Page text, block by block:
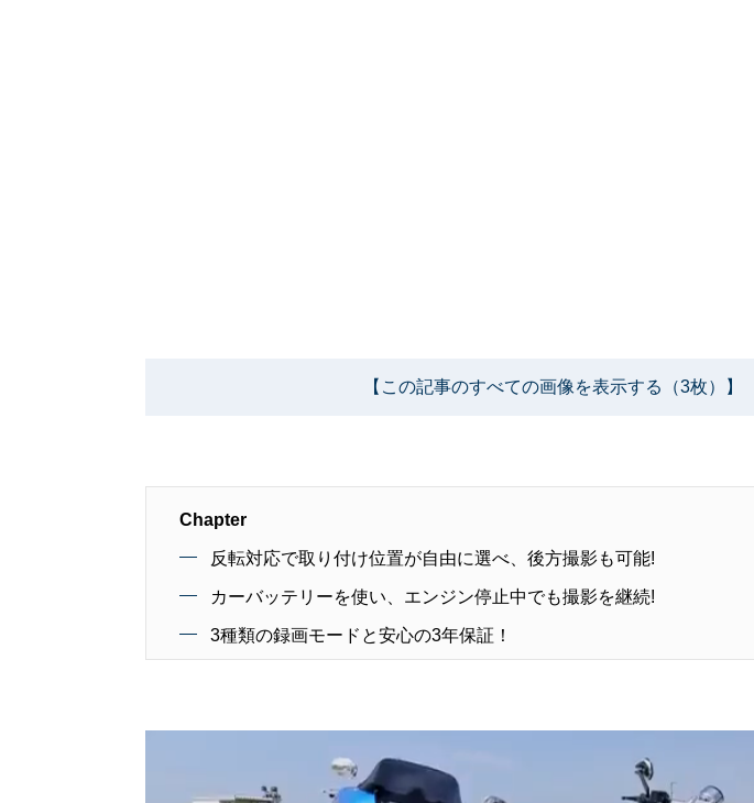
【この記事のすべての画像を表示する（3枚）】
Chapter
反転対応で取り付け位置が自由に選べ、後方撮影も可能!
カーバッテリーを使い、エンジン停止中でも撮影を継続!
3種類の録画モードと安心の3年保証！